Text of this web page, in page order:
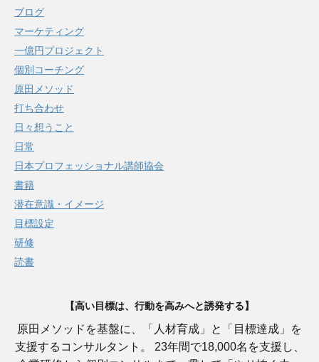
ブログ
マーケティング
一億円プロジェクト
個別コーチング
原田メソッド
打ち合わせ
日々想うこと
日常
日本プロフェッショナル講師協会
書籍
潜在意識・イメージ
目標設定
研修
読書
【高い目標は、行動を高みへと誘発する】
原田メソッドを基盤に、「人材育成」と「目標達成」を
支援するコンサルタント。 23年間で18,000名を支援し、